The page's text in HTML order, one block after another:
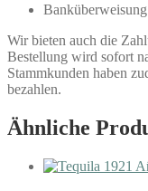
Banküberweisung
Wir bieten auch die
Bestellung wird sofort
Stammkunden haben
bezahlen.
Ähnliche